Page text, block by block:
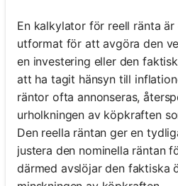
En kalkylator för reell ränta
utformat för att avgöra den
en investering eller den
att ha tagit hänsyn till
räntor ofta annonseras,
urholkningen av köpkraften
Den reella räntan ger en
justera den nominella räntan
därmed avslöjar den faktiska